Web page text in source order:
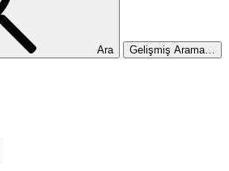
Ara Gelişmiş Arama…